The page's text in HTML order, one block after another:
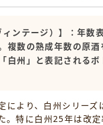
ィンテージ）】：年数
複数の熟成年数の原酒
白州」と表記されるボ
により、白州シリーズ
。特に白州25年は改